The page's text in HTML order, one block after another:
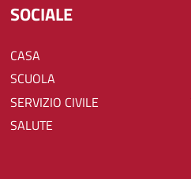
SOCIALE
CASA
SCUOLA
SERVIZIO CIVILE
SALUTE